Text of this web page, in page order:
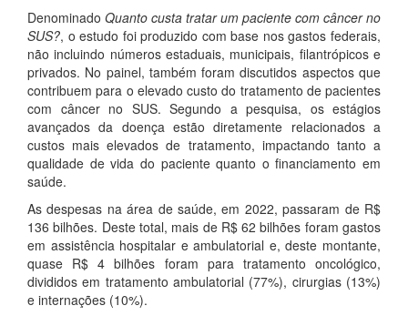
Denominado Quanto custa tratar um paciente com câncer no
SUS?, o estudo foi produzido com base nos gastos federais,
não incluindo números estaduais, municipais, filantrópicos e
privados. No painel, também foram discutidos aspectos que
contribuem para o elevado custo do tratamento de pacientes
com câncer no SUS. Segundo a pesquisa, os estágios
avançados da doença estão diretamente relacionados a
custos mais elevados de tratamento, impactando tanto a
qualidade de vida do paciente quanto o financiamento em
saúde.
As despesas na área de saúde, em 2022, passaram de R$
136 bilhões. Deste total, mais de R$ 62 bilhões foram gastos
em assistência hospitalar e ambulatorial e, deste montante,
quase R$ 4 bilhões foram para tratamento oncológico,
divididos em tratamento ambulatorial (77%), cirurgias (13%)
e internações (10%).